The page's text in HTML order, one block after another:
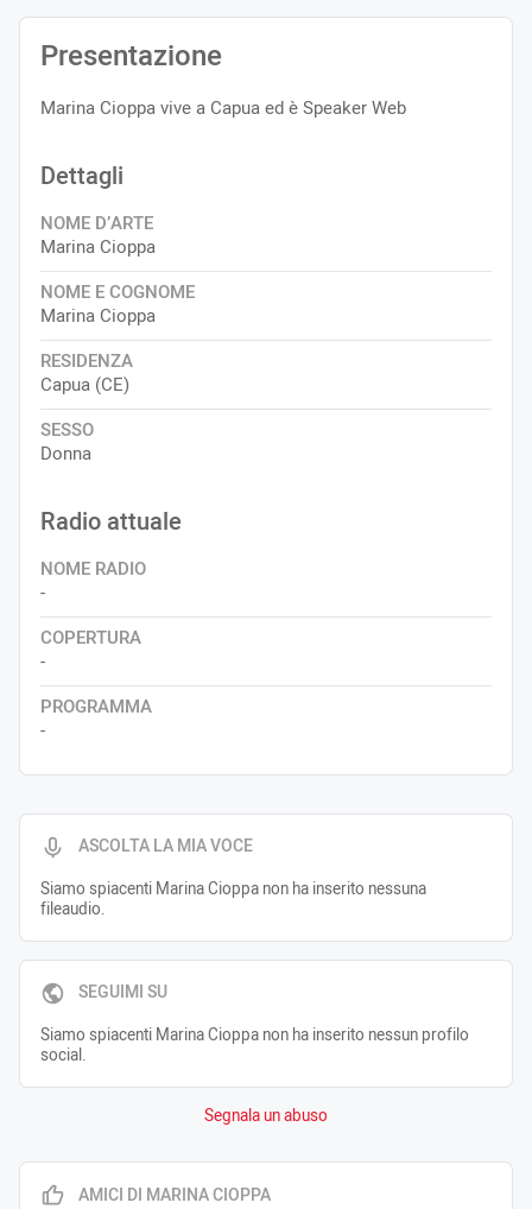
ASCOLTA LA MIA VOCE
Siamo spiacenti Marina Cioppa non ha inserito nessuna
fileaudio.
SEGUIMI SU
Siamo spiacenti Marina Cioppa non ha inserito nessun profilo
social.
Segnala un abuso
Presentazione
Marina Cioppa vive a Capua ed è Speaker Web
Dettagli
NOME D’ARTE
Marina Cioppa
NOME E COGNOME
Marina Cioppa
RESIDENZA
Capua (CE)
SESSO
Donna
Radio attuale
NOME RADIO
-
COPERTURA
-
PROGRAMMA
-
AMICI DI MARINA CIOPPA